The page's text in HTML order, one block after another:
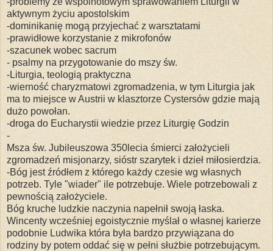
aktywnym życiu apostolskim
-dominikanię mogą przyjechać z warsztatami
-prawidłowe korzystanie z mikrofonów
-szacunek wobec sacrum
- psalmy na przygotowanie do mszy św.
-Liturgia, teologią praktyczna
-wierność charyzmatowi zgromadzenia, w tym Liturgia jak
ma to miejsce w Austrii w klasztorze Cystersów gdzie mają
dużo powołan.
-droga do Eucharystii wiedzie przez Liturgię Godzin
-
Msza św. Jubileuszowa 350lecia śmierci założycieli
zgromadzeń misjonarzy, sióstr szarytek i dzieł miłosierdzia.
-Bóg jest źródłem z którego każdy czesie wg własnych
potrzeb. Tyle "wiader" ile potrzebuje. Wiele potrzebowali z
pewnością założyciele.
Bóg kruche ludzkie naczynia napełnił swoją łaska.
Wincenty wcześniej egoistycznie myślał o własnej karierze
podobnie Ludwika która była bardzo przywiązana do
rodziny by potem oddać się w pełni służbie potrzebującym.